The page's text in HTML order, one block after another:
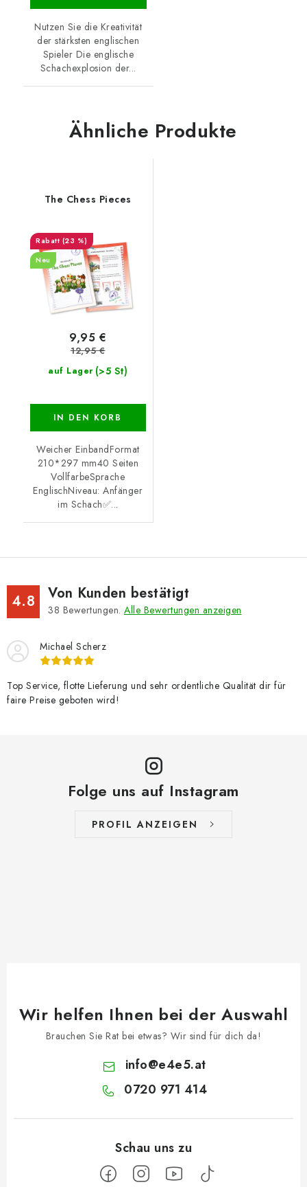
Nutzen Sie die Kreativität
der stärksten englischen
Spieler Die englische
Schachexplosion der...
Ähnliche Produkte
The Chess Pieces
(23 %)
Neu
auf Lager (>5 St)
9,95 €
12,95 €
IN DEN KORB
Weicher EinbandFormat
210*297 mm40 Seiten
VollfarbeSprache
EnglischNiveau: Anfänger
im Schach✅...
4.8 Von Kunden bestätigt
38 Bewertungen. Alle Bewertungen anzeigen
Michael Scherz
Top Service, flotte Lieferung und sehr ordentliche Qualität dir für
faire Preise geboten wird!
Folge uns auf Instagram
PROFIL ANZEIGEN
Wir helfen Ihnen bei der Auswahl
Brauchen Sie Rat bei etwas? Wir sind für dich da!
info@e4e5.at
0720 971 414